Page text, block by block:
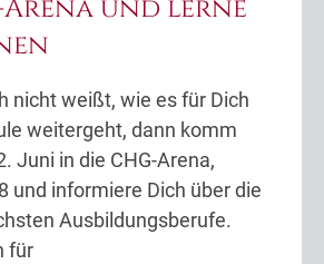
Arena und lerne
nicht weißt, wie es für Dich
weitergeht, dann komm
Juni in die CHG-Arena,
und informiere Dich über die
Ausbildungsberufe.
für